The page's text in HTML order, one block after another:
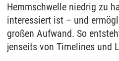
Hemmschwelle niedrig zu
interessiert ist – und
großen Aufwand. So
jenseits von Timelines und